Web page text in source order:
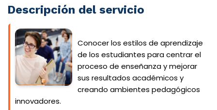
Descripción del servicio
Conocer los estilos de aprendizaje
de los estudiantes para centrar el
proceso de enseñanza y mejorar
sus resultados académicos y
creando ambientes pedagógicos
innovadores.